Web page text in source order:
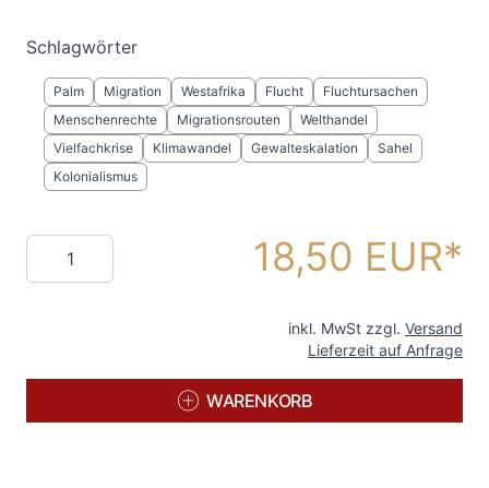
Schlagwörter
Palm Migration Westafrika Flucht
Fluchtursachen
Menschenrechte
Migrationsrouten
Welthandel
Vielfachkrise
Klimawandel Gewalteskalation
Sahel
Kolonialismus
Menge 18,50 EUR
inkl. MwSt zzgl. Versand
Lieferzeit auf Anfrage
WARENKORB